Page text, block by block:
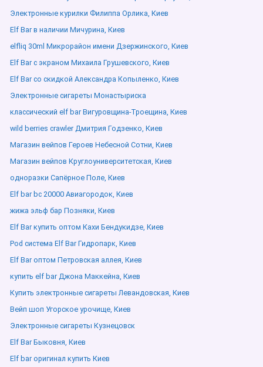
Электронные курилки Филиппа Орлика, Киев
Elf Bar в наличии Мичурина, Киев
elfliq 30ml Микрорайон имени Дзержинского, Киев
Elf Bar с экраном Михаила Грушевского, Киев
Elf Bar со скидкой Александра Копыленко, Киев
Электронные сигареты Монастыриска
классический elf bar Вигуровщина-Троещина, Киев
wild berries crawler Дмитрия Годзенко, Киев
Магазин вейпов Героев Небесной Сотни, Киев
Магазин вейпов Круглоуниверситетская, Киев
одноразки Сапёрное Поле, Киев
Elf bar bc 20000 Авиагородок, Киев
жижа эльф бар Позняки, Киев
Elf Bar купить оптом Кахи Бендукидзе, Киев
Pod система Elf Bar Гидропарк, Киев
Elf Bar оптом Петровская аллея, Киев
купить elf bar Джона Маккейна, Киев
Купить электронные сигареты Левандовская, Киев
Вейп шоп Угорское урочище, Киев
Электронные сигареты Кузнецовск
Elf Bar Быковня, Киев
Elf bar оригинал купить Киев